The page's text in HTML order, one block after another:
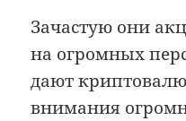
Зачастую они
на огромных
дают
внимания